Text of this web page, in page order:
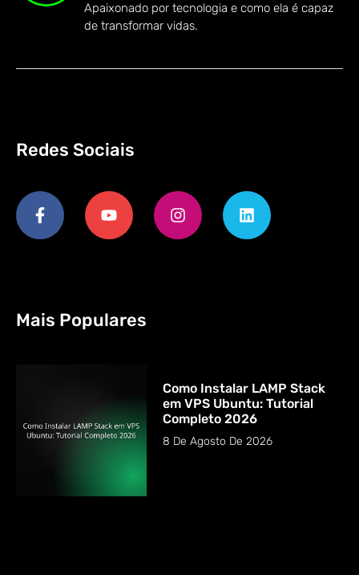
Apaixonado por tecnologia e como ela é capaz
de transformar vidas.
Redes Sociais
Mais Populares
Como Instalar LAMP Stack
em VPS Ubuntu: Tutorial
Completo 2026
8 De Agosto De 2026